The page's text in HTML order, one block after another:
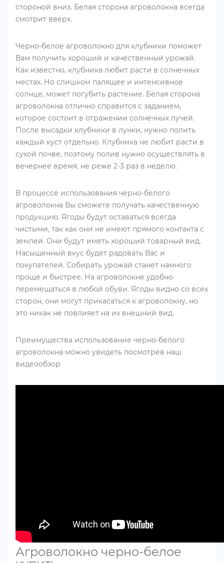
стороной вниз. Белая сторона агроволокна всегда
смотрит вверх.
Черно-белое агроволокно для клубники поможет
Вам получить хороший и качественный урожай.
Как известно, клубника любит расти в солнечных
местах. Но слишком палящее и интенсивное
солнце, может погубить растение. Белая сторона
агроволокна отлично справится с заданием,
которое состоит в отражении солнечных лучей.
После высадки клубники в лунки, нужно полить
каждый куст отдельно. Клубника не любит расти в
сухой почве, поэтому полив нужно осуществлять в
вечернее время, не реже 2-3 раз в неделю.
В процессе использования черно-белого
агроволокна Вы сможете получать качественную
продукцию. Ягоды будут оставаться всегда
чистыми, так как они не имеют прямого контакта с
землей. Они будут иметь хороший товарный вид.
Насыщенный вкус будет радовать Вас и
покупателей. Собирать урожай станет намного
проще и быстрее. На агроволокне удобно
перемещаться в любой обуви. Ягоды видно со всех
сторон, они могут прикасаться к агроволокну, но
это никак не повлияет на их внешний вид.
Преимущества использование черно-белого
агроволокна можно увидеть посмотрев наш
видеообзор
Агроволокно черно-белое